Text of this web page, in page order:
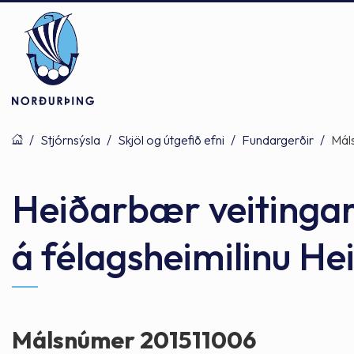
Þjónusta
Félagsþjónusta
Stjórnsýsla
Stjórnkerfi
Mannlíf
Byggðarlögin
/ Stjórnsýsla / Skjöl og útgefið efni / Fundargerðir /
Heiðarbær
á félagsheimilinu
Málsnúmer 201511006